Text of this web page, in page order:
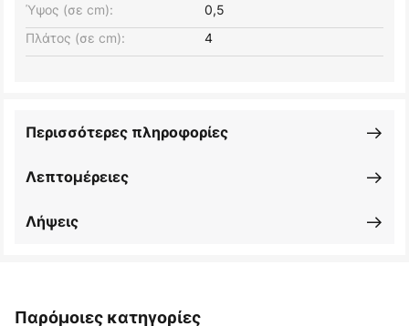
Πλάτος (σε cm): 4
Ύψος (σε cm): 0,5
Λεπτομέρειες
Περισσότερες πληροφορίες
Λήψεις
Παρόμοιες κατηγορίες